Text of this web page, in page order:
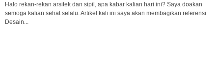
Halo rekan-rekan arsitek dan sipil, apa kabar kalian hari ini? Saya doakan
semoga kalian sehat selalu. Artikel kali ini saya akan membagikan referensi
Desain...